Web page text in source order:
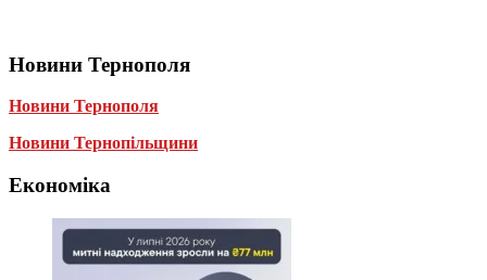
Новини Тернополя
Новини Тернополя
Новини Тернопільщини
Економіка